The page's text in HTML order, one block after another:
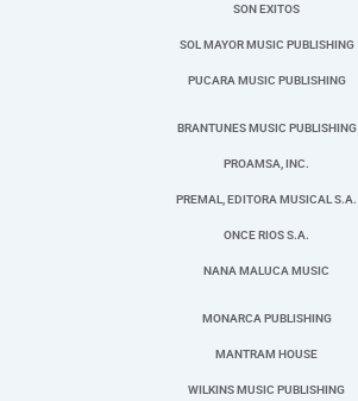
SON EXITOS
SOL MAYOR MUSIC PUBLISHING
PUCARA MUSIC PUBLISHING
BRANTUNES MUSIC PUBLISHING
PROAMSA, INC.
PREMAL, EDITORA MUSICAL S.A.
ONCE RIOS S.A.
NANA MALUCA MUSIC
MONARCA PUBLISHING
MANTRAM HOUSE
WILKINS MUSIC PUBLISHING